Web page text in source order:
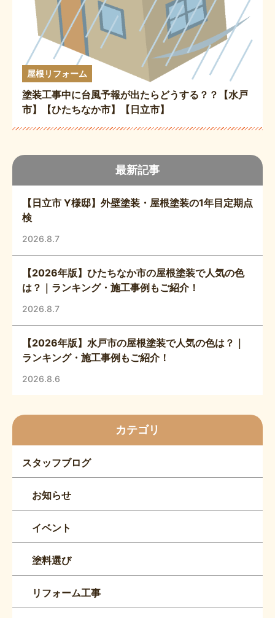
最新記事
【日立市 Y様邸】外壁塗装・屋根塗装の1年目定期点
検
2026.8.7
【2026年版】ひたちなか市の屋根塗装で人気の色
は？｜ランキング・施工事例もご紹介！
2026.8.7
【2026年版】水戸市の屋根塗装で人気の色は？｜
ランキング・施工事例もご紹介！
2026.8.6
カテゴリ
スタッフブログ
お知らせ
イベント
塗料選び
リフォーム工事
屋根リフォーム
塗装工事中に台風予報が出たらどうする？？【水戸
市】【ひたちなか市】【日立市】